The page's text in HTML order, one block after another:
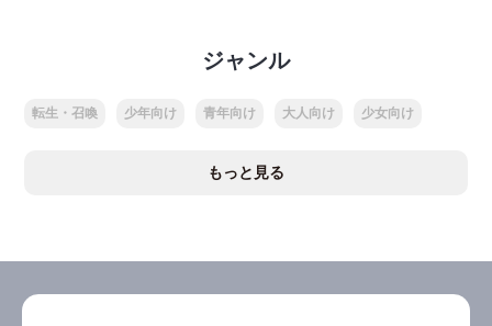
ジャンル
転生・召喚 少年向け 青年向け 大人向け 少女向け
もっと見る